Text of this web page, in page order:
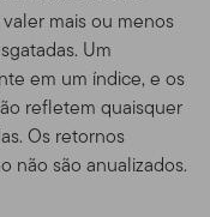
mais ou menos
Um
em um índice, e os
refletem quaisquer
Os retornos
não são anualizados.
estas áreas
ou criminais.
de